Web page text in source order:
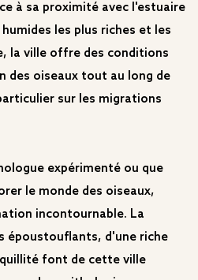
à sa proximité avec l'estuaire
les plus riches et les
la ville offre des conditions
des oiseaux tout au long de
sur les migrations
expérimenté ou que
le monde des oiseaux,
incontournable. La
époustouflants, d'une riche
font de cette ville